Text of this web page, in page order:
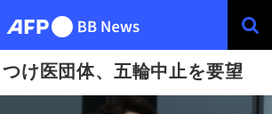
け医団体、五輪中止を要望